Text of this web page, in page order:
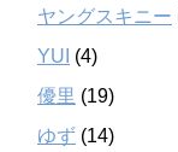
ヤングスキニー
YUI (4)
優里 (19)
ゆず (14)